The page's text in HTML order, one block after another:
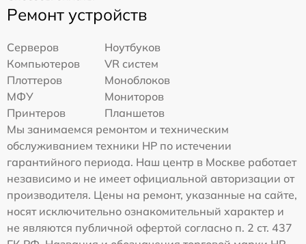
Ремонт устройств
Серверов
Ноутбуков
Компьютеров
VR систем
Плоттеров
Моноблоков
МФУ
Мониторов
Принтеров
Планшетов
Мы занимаемся ремонтом и техническим
обслуживанием техники HP по истечении
гарантийного периода. Наш центр в Москве работает
независимо и не имеет официальной авторизации от
производителя. Цены на ремонт, указанные на сайте,
носят исключительно ознакомительный характер и
не являются публичной офертой согласно п. 2 ст. 437